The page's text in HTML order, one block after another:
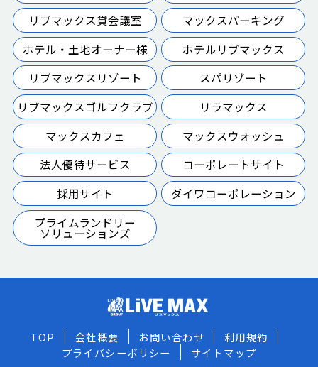
リブマックス貸会議室
マックスパーキング
ホテル・土地オーナー様
ホテルリブマックス
リブマックスリゾート
スパリゾート
リブマックスゴルフクラブ
リラマックス
マックスカフェ
マックスウォッシュ
法人優待サービス
コーポレートサイト
採用サイト
ダイワコーポレーション
プライムランドリー
ソリューションズ
TOP 会社概要 お問い合わせ
利用規約
プライバシーポリシー
サイトマップ